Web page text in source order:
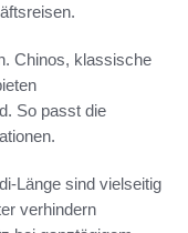
Chinos, klassische
So passt die
Länge sind vielseitig
verhindern